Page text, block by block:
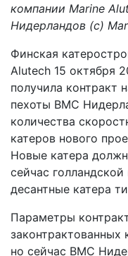
компании Marine
Нидерландов (с)
Финская
Alutech 15 октября
получила контракт
пехоты ВМС
количества
катеров нового
Новые катера
сейчас
десантные катера
Параметры
законтрактованных
но сейчас ВМС